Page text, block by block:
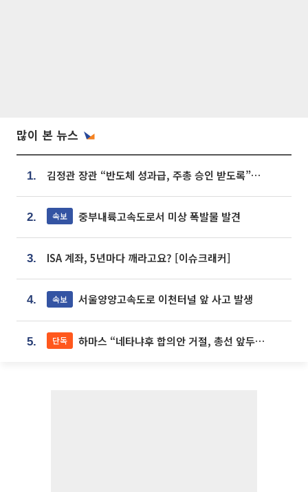
많이 본 뉴스
1. 김정관 장관 “반도체 성과급, 주총 승인 받도록”…상법·자본시장법 개정 시사
2. 속보 중부내륙고속도로서 미상 폭발물 발견
3. ISA 계좌, 5년마다 깨라고요? [이슈크래커]
4. 속보 서울양양고속도로 이천터널 앞 사고 발생
5. 단독 하마스 “네타냐후 합의안 거절, 총선 앞두고 시간 끌기”